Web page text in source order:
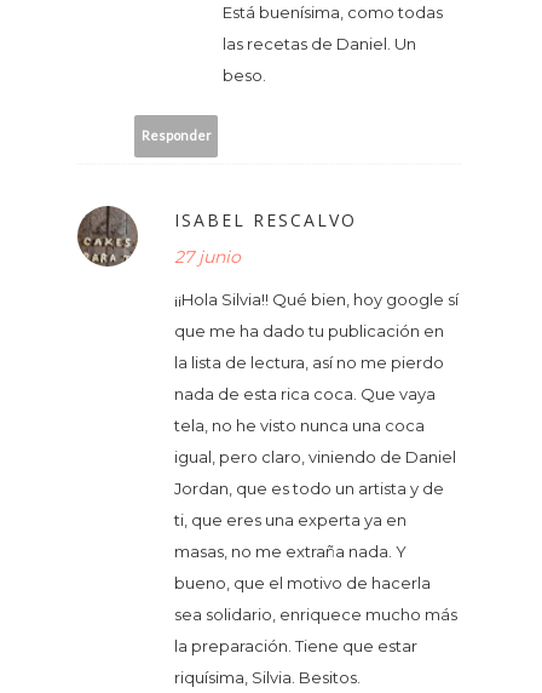
Está buenísima, como todas
las recetas de Daniel. Un
beso.
Responder
ISABEL RESCALVO
27 junio
¡¡Hola Silvia!! Qué bien, hoy google sí
que me ha dado tu publicación en
la lista de lectura, así no me pierdo
nada de esta rica coca. Que vaya
tela, no he visto nunca una coca
igual, pero claro, viniendo de Daniel
Jordan, que es todo un artista y de
ti, que eres una experta ya en
masas, no me extraña nada. Y
bueno, que el motivo de hacerla
sea solidario, enriquece mucho más
la preparación. Tiene que estar
riquísima, Silvia. Besitos.